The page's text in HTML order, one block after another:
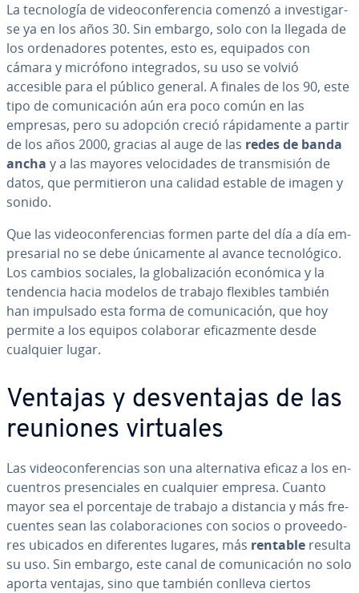
La te­c­no­lo­gía de vi­deo­co­n­fe­re­n­cia comenzó a in­ve­s­ti­gar­
se ya en los años 30. Sin embargo, solo con la llegada de
los or­de­na­do­res potentes, esto es, equipados con
cámara y micrófono in­te­gra­dos, su uso se volvió
accesible para el público general. A finales de los 90, este
tipo de co­mu­ni­ca­ción aún era poco común en las
empresas, pero su adopción creció rá­pi­da­me­n­te a partir
de los años 2000, gracias al auge de las redes de banda
ancha y a las mayores ve­lo­ci­da­des de tra­n­s­mi­sión de
datos, que pe­r­mi­tie­ron una calidad estable de imagen y
sonido.
Que las vi­deo­co­n­fe­re­n­cias formen parte del día a día em­
pre­sa­rial no se debe úni­ca­me­n­te al avance te­c­no­ló­gi­co.
Los cambios sociales, la glo­ba­li­za­ción económica y la
tendencia hacia modelos de trabajo flexibles también
han impulsado esta forma de co­mu­ni­ca­ción, que hoy
permite a los equipos colaborar efi­ca­z­me­n­te desde
cualquier lugar.
Ventajas y de­s­ve­n­ta­jas de las
reuniones virtuales
Las vi­deo­co­n­fe­re­n­cias son una al­te­r­na­ti­va eficaz a los en­
cue­n­tros pre­se­n­cia­les en cualquier empresa. Cuanto
mayor sea el po­r­ce­n­ta­je de trabajo a distancia y más fre­
cue­n­tes sean las co­la­bo­ra­cio­nes con socios o pro­vee­do­
res ubicados en di­fe­re­n­tes lugares, más rentable resulta
su uso. Sin embargo, este canal de co­mu­ni­ca­ción no solo
aporta ventajas, sino que también conlleva ciertos